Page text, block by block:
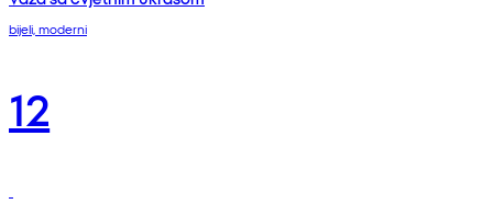
bijeli, moderni
12